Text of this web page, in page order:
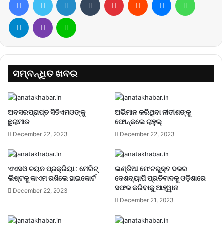
Telegram Viber Line
ସମ୍ବନ୍ଧିତ ଖବର
ଅବସରପ୍ରାପ୍ତ ସିଡିଏମଓଙ୍କୁ
ଛୁରାମାଡ
December 22, 2023
ଅଭିମାନ କରିଥିବା ନୀତୀଶଙ୍କୁ
ଫୋନ୍‌କଲେ ରାହୁଲ୍‌
December 22, 2023
ଏଏସଓ ଚୟନ ପ୍ରକ୍ରିୟା : ମେରିଟ୍
ଲିଷ୍ଟକୁ କାଏମ ରଖିଲେ ହାଇକୋର୍ଟ
December 22, 2023
ଇଣ୍ଡିଆ ମେଂଟଭୁକ୍ତ ଦଳର
ଦେଶବ୍ୟାପି ପ୍ରତିବାଦକୁ ଓଡ଼ିଶାରେ
ସଫଳ କରିବାକୁ ଆହ୍ୱାନ
December 21, 2023